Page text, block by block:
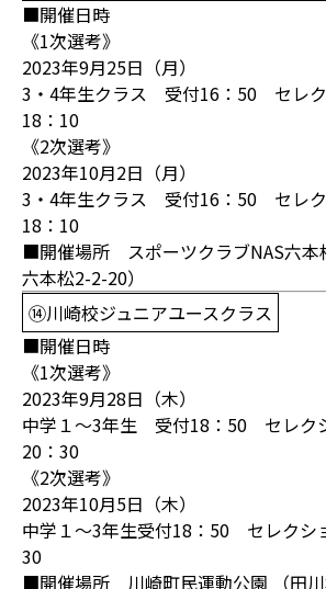
■開催日時
《1次選考》
2023年9月25日（月）
3・4年生クラス 受付16：50 セレ
18：10
《2次選考》
2023年10月2日（月）
3・4年生クラス 受付16：50 セレ
18：10
■開催場所 スポーツクラブNAS六本
六本松2-2-20）
⑭川崎校ジュニアユースクラス
■開催日時
《1次選考》
2023年9月28日（木）
中学１～3年生 受付18：50 セレク
20：30
《2次選考》
2023年10月5日（木）
中学１～3年生受付18：50 セレクシ
30
■開催場所 川崎町民運動公園 （田